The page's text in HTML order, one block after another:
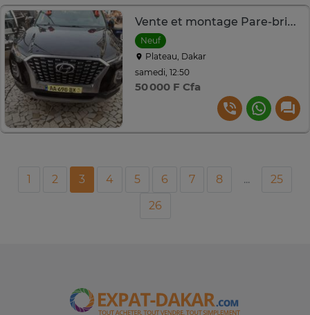
Vente et montage Pare-brise auto
Neuf
Plateau, Dakar
samedi, 12:50
50 000 F Cfa
1 2 3 4 5 6 7 8 ...
25
26